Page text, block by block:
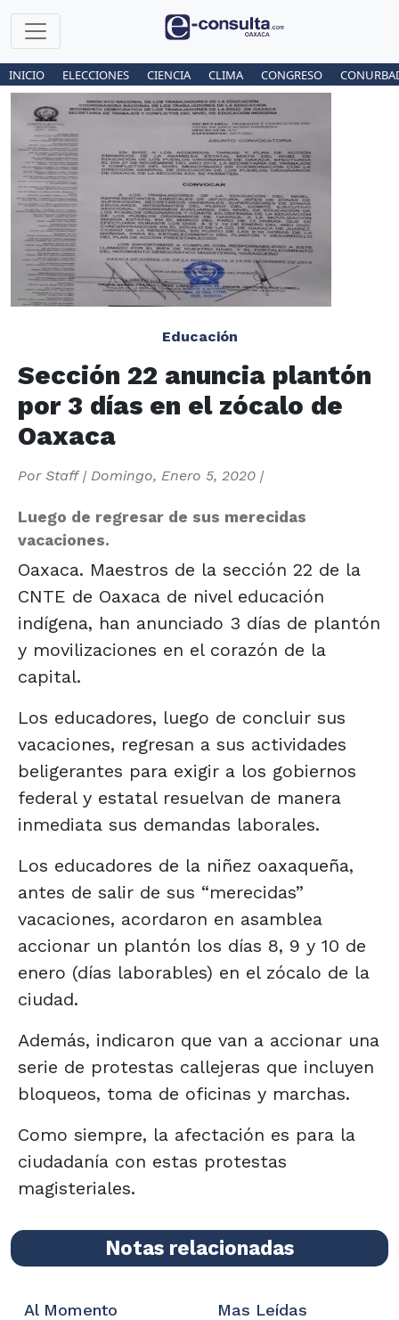
INICIO ELECCIONES CIENCIA CLIMA CONGRESO
Educación
Sección 22 anuncia plantón
por 3 días en el zócalo de
Oaxaca
Por Staff| Domingo, Enero 5, 2020 |
Luego de regresar de sus merecidas
vacaciones.
Oaxaca. Maestros de la sección 22 de la
CNTE de Oaxaca de nivel educación
indígena, han anunciado 3 días de plantón
y movilizaciones en el corazón de la
capital.
Los educadores, luego de concluir sus
vacaciones, regresan a sus actividades
beligerantes para exigir a los gobiernos
federal y estatal resuelvan de manera
inmediata sus demandas laborales.
Los educadores de la niñez oaxaqueña,
antes de salir de sus “merecidas”
vacaciones, acordaron en asamblea
accionar un plantón los días 8, 9 y 10 de
enero (días laborables) en el zócalo de la
ciudad.
Además, indicaron que van a accionar una
serie de protestas callejeras que incluyen
bloqueos, toma de oficinas y marchas.
Como siempre, la afectación es para la
ciudadanía con estas protestas
magisteriales.
Notas relacionadas
Al Momento Mas Leídas